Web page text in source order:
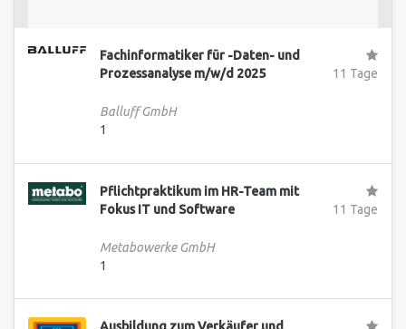
Fachinformatiker für -Daten- und
Prozessanalyse m/w/d 2025
Balluff GmbH
1
11 Tage
Pflichtpraktikum im HR-Team mit
Fokus IT und Software
Metabowerke GmbH
1
11 Tage